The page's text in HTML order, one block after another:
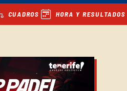
CUADROS HORA Y RESULTADOS